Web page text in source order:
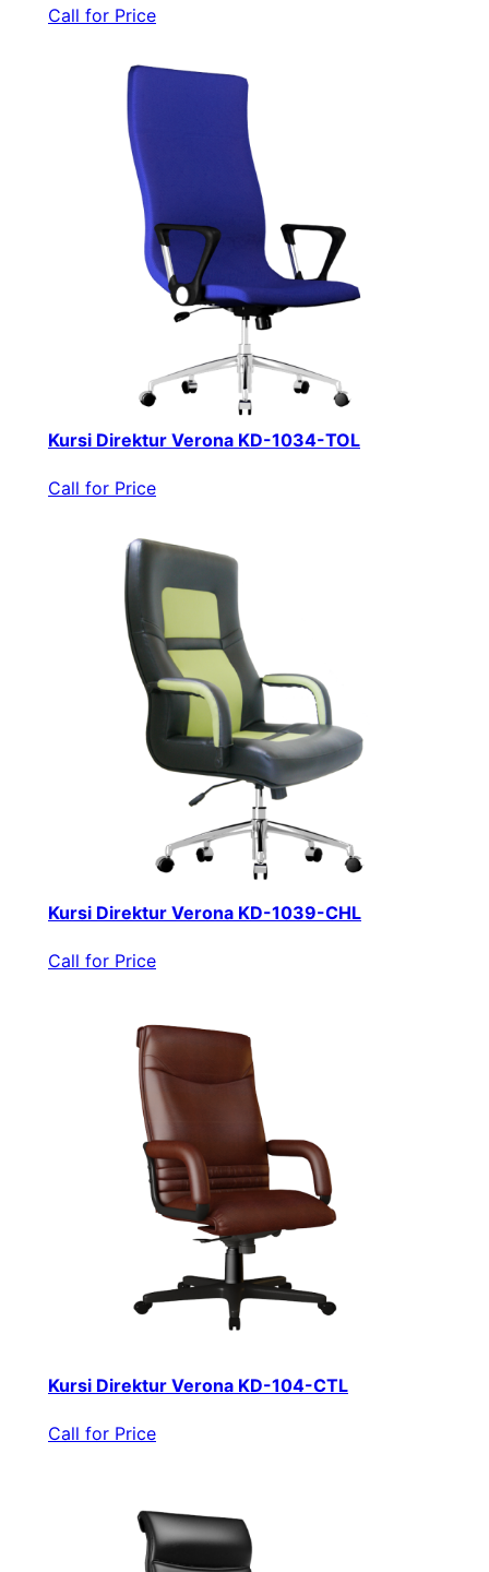
Call for Price
Kursi Direktur Verona KD-1034-TOL
Call for Price
Kursi Direktur Verona KD-1039-CHL
Call for Price
Kursi Direktur Verona KD-104-CTL
Call for Price